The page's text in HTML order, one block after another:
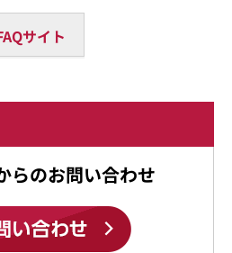
サイト
らのお問い合わせ